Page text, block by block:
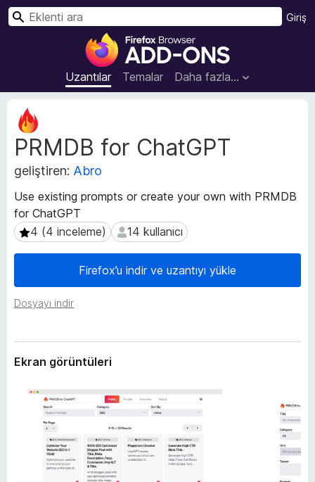
F
r
e
x
B
o
s
e
E
n
l
e
Uzantılar Temalar Daha fazla…
Giriş
A
PRMDB for ChatGPT
geliştiren: Abro
Use existing prompts or create your own with PRMDB
for ChatGPT
4 (4 inceleme)
4 (4 inceleme) 14 kullanıcı
14 kullanıcı
Firefox’u indir ve uzantıyı yükle
Dosyayı indir
U
z
a
n
t
m
e
t
a
r
i
iEkran görüntüleri